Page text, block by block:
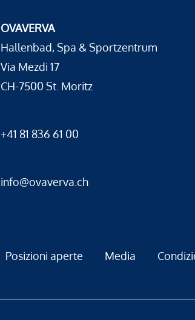
OVAVERVA
Hallenbad, Spa & Sportzentrum
Via Mezdi 17
CH-7500 St. Moritz
+41 81 836 61 00
info@ovaverva.ch
Posizioni aperte Media